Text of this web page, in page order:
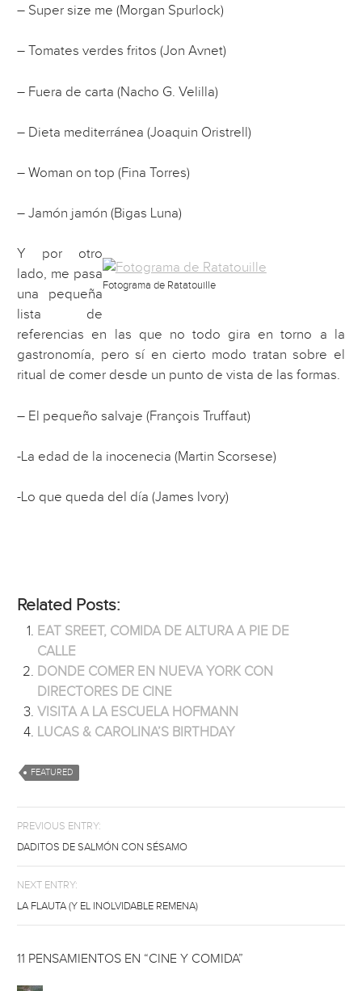
– Super size me (Morgan Spurlock)
– Tomates verdes fritos (Jon Avnet)
– Fuera de carta (Nacho G. Velilla)
– Dieta mediterránea (Joaquin Oristrell)
– Woman on top (Fina Torres)
– Jamón jamón (Bigas Luna)
Fotograma de Ratatouille
Y por otro
lado, me pasa
una pequeña
lista de
referencias en las que no todo gira en torno a la
gastronomía, pero sí en cierto modo tratan sobre el
ritual de comer desde un punto de vista de las formas.
– El pequeño salvaje (François Truffaut)
-La edad de la inocenecia (Martin Scorsese)
-Lo que queda del día (James Ivory)
Related Posts:
EAT SREET, COMIDA DE ALTURA A PIE DE
CALLE
DONDE COMER EN NUEVA YORK CON
DIRECTORES DE CINE
VISITA A LA ESCUELA HOFMANN
LUCAS & CAROLINA’S BIRTHDAY
FEATURED
PREVIOUS ENTRY:
DADITOS DE SALMÓN CON SÉSAMO
NEXT ENTRY:
LA FLAUTA (Y EL INOLVIDABLE REMENA)
11 PENSAMIENTOS EN “CINE Y COMIDA”